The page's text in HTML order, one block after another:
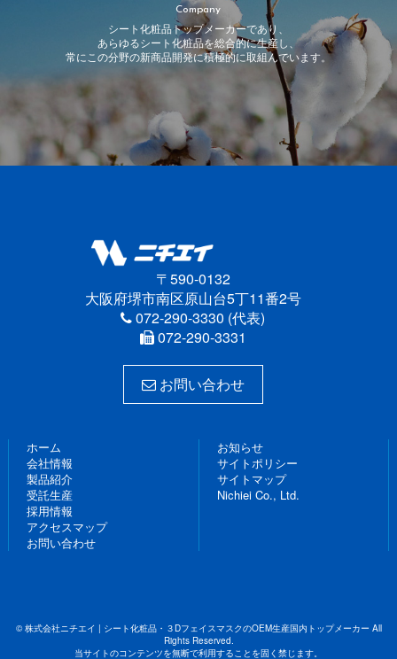
Company
シート化粧品トップメーカーであり、
あらゆるシート化粧品を総合的に生産し、
常にこの分野の新商品開発に積極的に取組んでいます。
〒590-0132
大阪府堺市南区原山台5丁11番2号
072-290-3330 (代表)
072-290-3331
お問い合わせ
ホーム
会社情報
製品紹介
受託生産
採用情報
アクセスマップ
お問い合わせ
お知らせ
サイトポリシー
サイトマップ
Nichiei Co., Ltd.
© 株式会社ニチエイ | シート化粧品・３DフェイスマスクのOEM生産国内トップメーカー All
Rights Reserved.
当サイトのコンテンツを無断で利用することを固く禁じます。